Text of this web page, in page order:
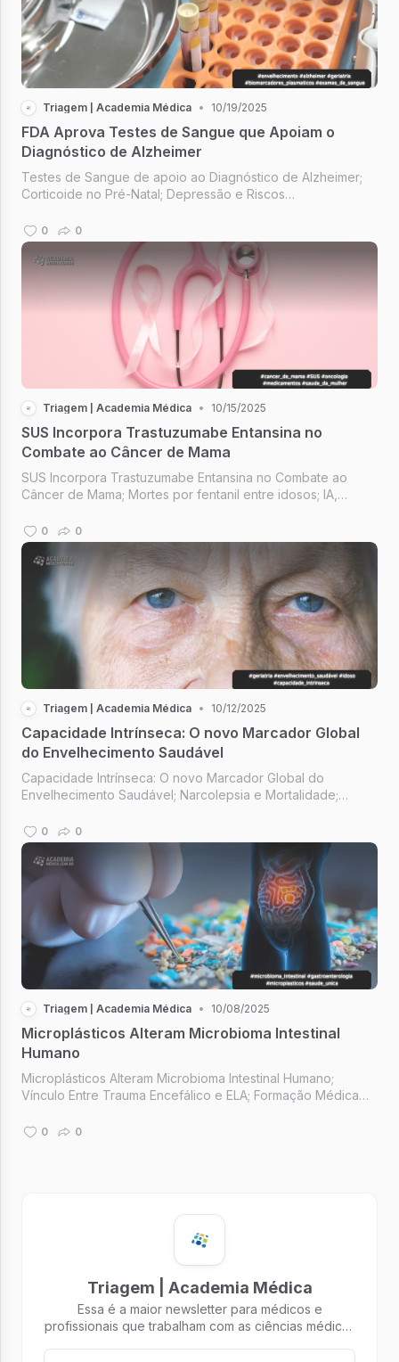
Triagem | Academia Médica • 10/19/2025
FDA Aprova Testes de Sangue que Apoiam o
Diagnóstico de Alzheimer
Testes de Sangue de apoio ao Diagnóstico de Alzheimer;
Corticoide no Pré-Natal; Depressão e Riscos
trabalhar; Psiquiatria do estilo de vida.
0 0
Triagem | Academia Médica • 10/15/2025
SUS Incorpora Trastuzumabe Entansina no
Combate ao Câncer de Mama
SUS Incorpora Trastuzumabe Entansina no Combate ao
Câncer de Mama; Mortes por fentanil entre idosos; IA,
The Future of Healthcare.
0 0
Triagem | Academia Médica • 10/12/2025
Capacidade Intrínseca: O novo Marcador Global
do Envelhecimento Saudável
Capacidade Intrínseca: O novo Marcador Global do
Envelhecimento Saudável; Narcolepsia e Mortalidade;
e está tudo bem; Epigenética
0 0
Triagem | Academia Médica • 10/08/2025
Microplásticos Alteram Microbioma Intestinal
Humano
Microplásticos Alteram Microbioma Intestinal Humano;
Vínculo Entre Trauma Encefálico e ELA; Formação Médica
Arrume a sua cama.
0 0
Triagem | Academia Médica
Essa é a maior newsletter para médicos e
profissionais que trabalham com as ciências médicas